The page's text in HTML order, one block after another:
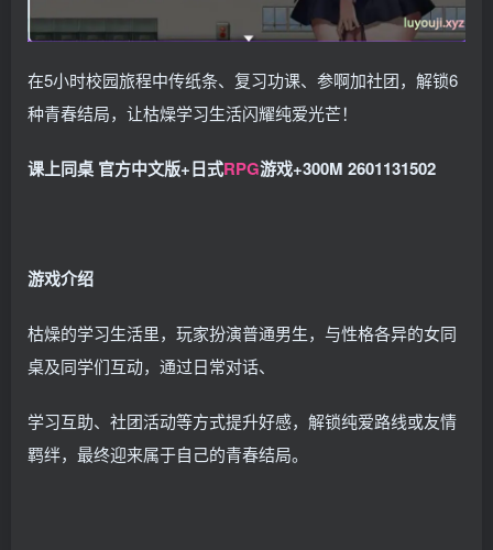
在5小时校园旅程中传纸条、复习功课、参啊加社团，解锁6
种青春结局，让枯燥学习生活闪耀纯爱光芒！
课上同桌 官方中文版+日式RPG游戏+300M 2601131502
游戏介绍
枯燥的学习生活里，玩家扮演普通男生，与性格各异的女同
桌及同学们互动，通过日常对话、
学习互助、社团活动等方式提升好感，解锁纯爱路线或友情
羁绊，最终迎来属于自己的青春结局。